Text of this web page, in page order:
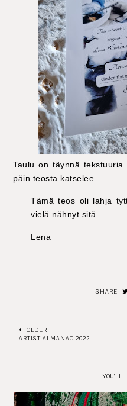
Taulu on täynnä
päin teosta katselee.
Tämä teos oli lahja
vielä nähnyt sitä.
Lena
SHARE
OLDER
ARTIST ALMANAC 2022
YOU'LL